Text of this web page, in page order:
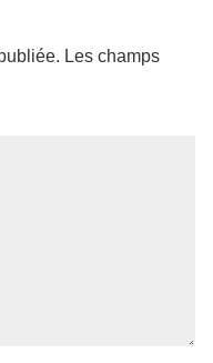
Les champs